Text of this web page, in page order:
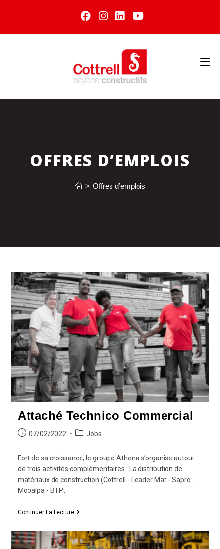
OFFRES D’EMPLOIS
> Offres d’emplois
Attaché Technico Commercial
07/02/2022 Jobs
Fort de sa croissance, le groupe Athena s’organise autour
de trois activités complémentaires : La distribution de
matériaux de construction (Cottrell - Leader Mat - Sapro -
Mobalpa - BTP…
Continuer La Lecture